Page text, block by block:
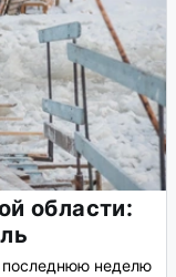
области:
последнюю неделю